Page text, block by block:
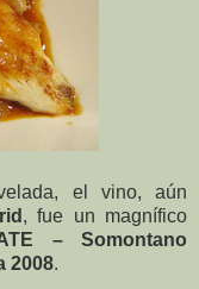
el vino, aún
, fue un magnífico
– Somontano
2008.